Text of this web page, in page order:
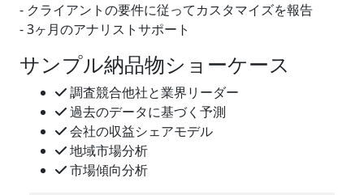
- クライアントの要件に従ってカスタマイズを報告
- 3ヶ月のアナリストサポート
サンプル納品物ショーケース
調査競合他社と業界リーダー
過去のデータに基づく予測
会社の収益シェアモデル
地域市場分析
市場傾向分析